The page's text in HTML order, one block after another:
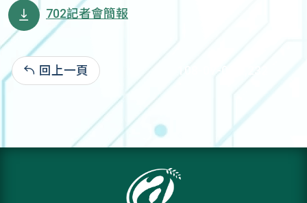
702記者會簡報
回上一頁 108-07-02:2,232